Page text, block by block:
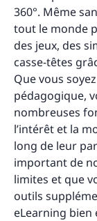
360°. Même
tout le monde
des jeux, des
casse-têtes
Que vous
pédagogique,
nombreuses
l’intérêt et la
long de leur
important de
limites et que
outils
eLearning bien